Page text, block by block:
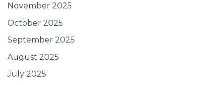
November 2025
October 2025
September 2025
August 2025
July 2025